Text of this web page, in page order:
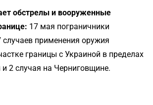
обстрелы и вооруженные
17 мая пограничники
применения оружия
границы с Украиной в пределах
2 случая на Черниговщине.